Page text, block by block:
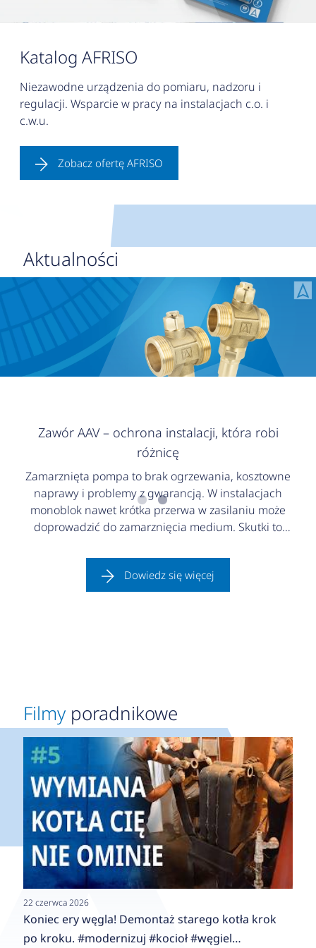
Katalog AFRISO
Niezawodne urządzenia do pomiaru, nadzoru i
regulacji. Wsparcie w pracy na instalacjach c.o. i
c.w.u.
Zobacz ofertę AFRISO
Aktualności
Zawór AAV – ochrona instalacji, która robi
różnicę
Zamarznięta pompa to brak ogrzewania, kosztowne
naprawy i problemy z gwarancją. W instalacjach
monoblok nawet krótka przerwa w zasilaniu może
doprowadzić do zamarznięcia medium. Skutki to
jak skutecznie zabezpieczyć instalację, zanim zrobi
się naprawdę zimno.
Dowiedz się więcej
Filmyporadnikowe
22 czerwca 2026
Koniec ery węgla! Demontaż starego kotła krok
po kroku. #modernizuj #kocioł #węgiel